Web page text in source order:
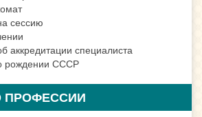
сессию
аккредитации специалиста
рождении СССР